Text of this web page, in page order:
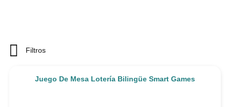
Filtros
Juego De Mesa Lotería Bilingüe Smart Games